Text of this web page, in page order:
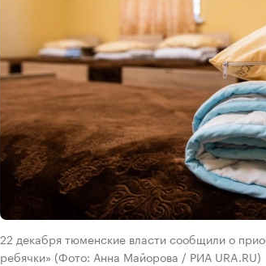
22 декабря тюменские власти сообщили о
ребячки» (Фото: Анна Майорова / РИА URA.RU)